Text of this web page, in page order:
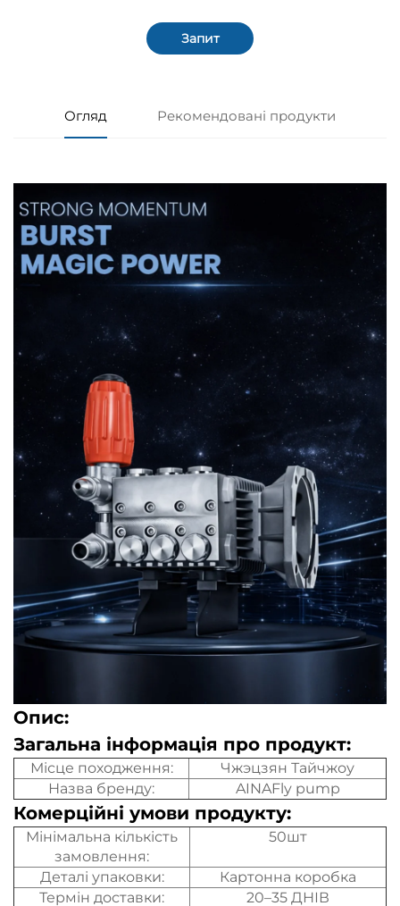
Запит
Огляд Рекомендовані продукти
Опис:
Загальна інформація про продукт:
Місце походження:
Чжэцзян Тайчжоу
Назва бренду:
AINAFly pump
Комерційні умови продукту:
Мінімальна кількість
замовлення:
50шт
Деталі упаковки:
Картонна коробка
Термін доставки:
20–35 ДНІВ